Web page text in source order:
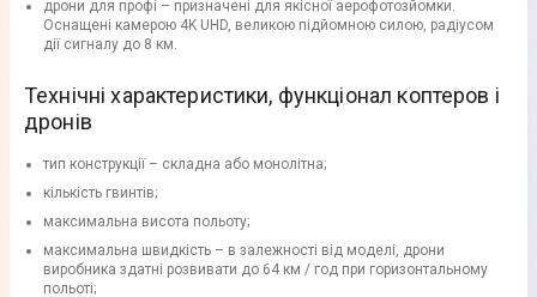
дрони для профі – призначені для якісної аерофотозйомки.
Оснащені камерою 4K UHD, великою підйомною силою, радіусом
дії сигналу до 8 км.
Технічні характеристики, функціонал коптеров і
дронів
тип конструкції – складна або монолітна;
кількість гвинтів;
максимальна висота польоту;
максимальна швидкість – в залежності від моделі, дрони
виробника здатні розвивати до 64 км / год при горизонтальному
польоті;